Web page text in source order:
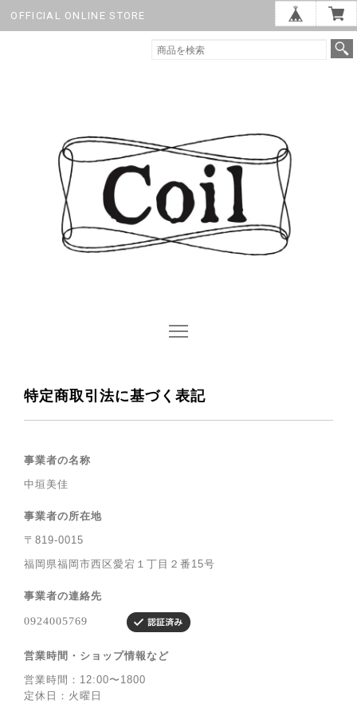
OFFICIAL ONLINE STORE
特定商取引法に基づく表記
事業者の名称
中垣美佳
事業者の所在地
〒819-0015
福岡県福岡市西区愛宕１丁目２番15号
事業者の連絡先
営業時間・ショップ情報など
営業時間：12:00〜1800
定休日：火曜日